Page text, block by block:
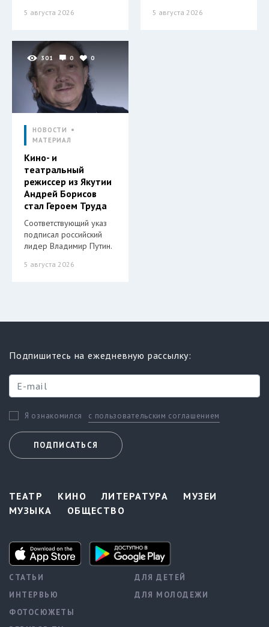
5 августа 2026 5 августа 2026
301 0 0
НОВОСТИ
МАТЕРИАЛ
Кино- и
театральный
режиссер из Якутии
Андрей Борисов
стал Героем Труда
Соответствующий указ
подписал российский
лидер Владимир Путин.
5 августа 2026
Подпишитесь на ежедневную рассылку:
Я ознакомился с пользовательским соглашением
ПОДПИСАТЬСЯ
ТЕАТР КИНО ЛИТЕРАТУРА
МУЗЕИ
МУЗЫКА
ОБЩЕСТВО
СТАТЬИ
ИНТЕРВЬЮ
ФОТОСЮЖЕТЫ
ДЛЯ ДЕТЕЙ
ДЛЯ МОЛОДЕЖИ